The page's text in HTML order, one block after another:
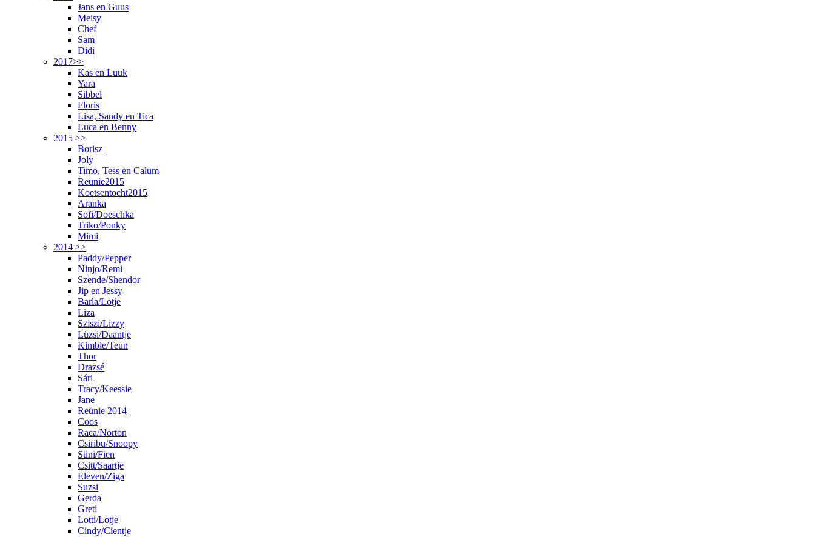
Jans en Guus
Meisy
Chef
Sam
Didi
2017>>
Kas en Luuk
Yara
Sibbel
Floris
Lisa, Sandy en Tica
Luca en Benny
2015 >>
Borisz
Joly
Timo, Tess en Calum
Reünie2015
Koetsentocht2015
Aranka
Sofi/Doeschka
Triko/Ponky
Mimi
2014 >>
Paddy/Pepper
Ninjo/Remi
Szende/Shendor
Jip en Jessy
Barla/Lotje
Liza
Sziszi/Lizzy
Lüzsi/Daantje
Kimble/Teun
Thor
Drazsé
Sári
Tracy/Keessie
Jane
Reünie 2014
Coos
Raca/Norton
Csiribu/Snoopy
Süni/Fien
Csitt/Saartje
Eleven/Ziga
Suzsi
Gerda
Greti
Lotti/Lotje
Cindy/Cientje